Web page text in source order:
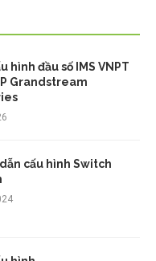
hình đầu số IMS VNPT
Grandstream
cấu hình Switch